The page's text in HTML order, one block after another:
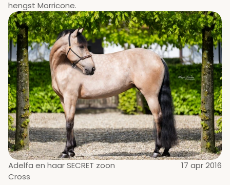
hengst Morricone.
Adelfa en haar SECRET zoon
Cross
17 apr 2016